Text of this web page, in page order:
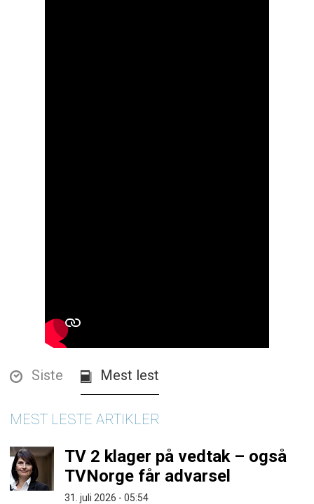
Siste Mest lest
MEST LESTE ARTIKLER
TV 2 klager på vedtak – også
TVNorge får advarsel
31. juli 2026 - 05:54